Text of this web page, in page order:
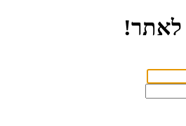
לאתר!